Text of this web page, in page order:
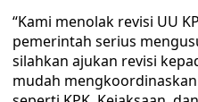
“Kami menolak revisi UU
pemerintah serius
silahkan ajukan revisi
mudah